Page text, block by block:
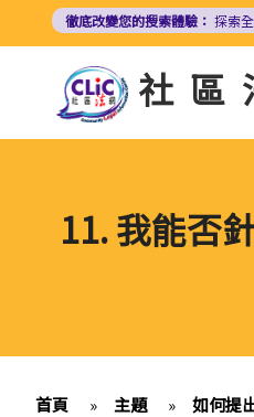
徹底改變您的搜索體驗： 探索
社區
11. 我能否
首頁 » 主題 » 如何提